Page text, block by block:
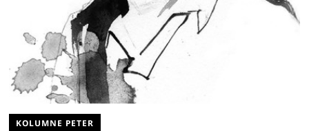
KOLUMNE PETER